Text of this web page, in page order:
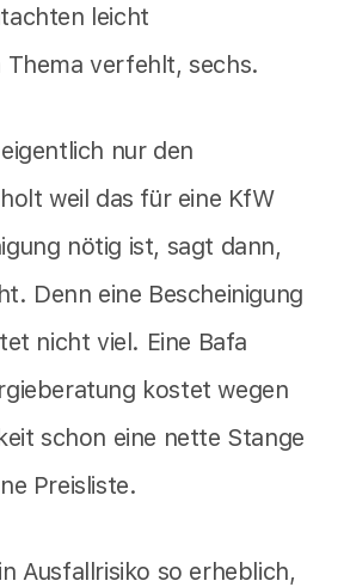
leicht
Thema verfehlt, sechs.
nur den
weil das für eine KfW
nötig ist, sagt dann,
Denn eine Bescheinigung
nicht viel. Eine Bafa
kostet wegen
schon eine nette Stange
Preisliste.
Ausfallrisiko so erheblich,